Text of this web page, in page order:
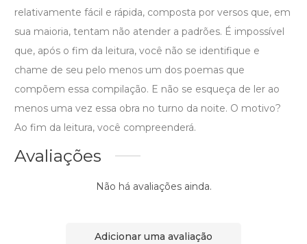
relativamente fácil e rápida, composta por versos que, em
sua maioria, tentam não atender a padrões. É impossível
que, após o fim da leitura, você não se identifique e
chame de seu pelo menos um dos poemas que
compõem essa compilação. E não se esqueça de ler ao
menos uma vez essa obra no turno da noite. O motivo?
Ao fim da leitura, você compreenderá.
Avaliações
Não há avaliações ainda.
Adicionar uma avaliação